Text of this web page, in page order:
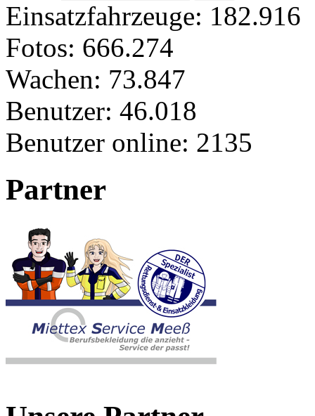
Einsatzfahrzeuge: 182.916
Fotos: 666.274
Wachen: 73.847
Benutzer: 46.018
Benutzer online: 2135
Partner